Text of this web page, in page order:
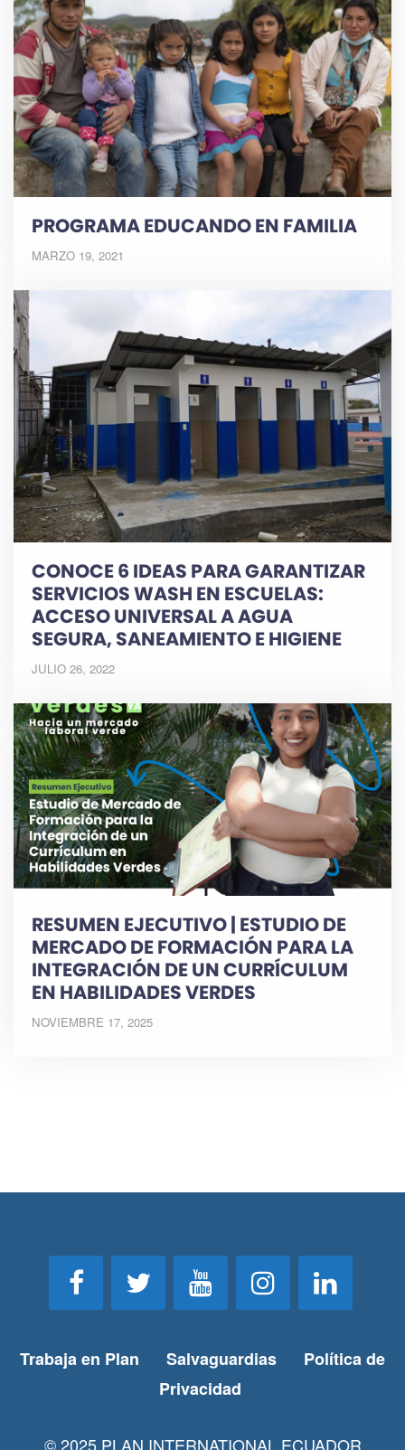
PROGRAMA EDUCANDO EN FAMILIA
MARZO 19, 2021
CONOCE 6 IDEAS PARA GARANTIZAR
SERVICIOS WASH EN ESCUELAS:
ACCESO UNIVERSAL A AGUA
SEGURA, SANEAMIENTO E HIGIENE
JULIO 26, 2022
RESUMEN EJECUTIVO | ESTUDIO DE
MERCADO DE FORMACIÓN PARA LA
INTEGRACIÓN DE UN CURRÍCULUM
EN HABILIDADES VERDES
NOVIEMBRE 17, 2025
Trabaja en Plan Salvaguardias
Política de
Privacidad
© 2025 PLAN INTERNATIONAL ECUADOR